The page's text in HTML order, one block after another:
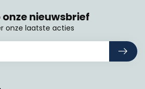
nieuwsbrief
onze laatste acties